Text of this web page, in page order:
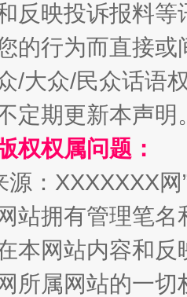
反映投诉报料
的行为而直接
/大众/民众话语
定期更新本声明
权权属问题：
源：XXXXXXX
站拥有管理笔
本网站内容和
所属网站的一